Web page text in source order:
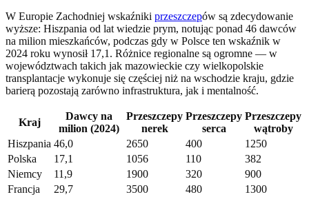
W Europie Zachodniej wskaźniki przeszczepów są zdecydowanie
wyższe: Hiszpania od lat wiedzie prym, notując ponad 46 dawców
na milion mieszkańców, podczas gdy w Polsce ten wskaźnik w
2024 roku wynosił 17,1. Różnice regionalne są ogromne — w
województwach takich jak mazowieckie czy wielkopolskie
transplantacje wykonuje się częściej niż na wschodzie kraju, gdzie
barierą pozostają zarówno infrastruktura, jak i mentalność.
Kraj
Dawcy na
milion (2024)
Przeszczepy
nerek
Przeszczepy
serca
Przeszczepy
wątroby
Hiszpania 46,0 2650 400
1250
Polska
17,1 1056 110
382
Niemcy
11,9 1900 320
900
Francja
29,7 3500 480 1300